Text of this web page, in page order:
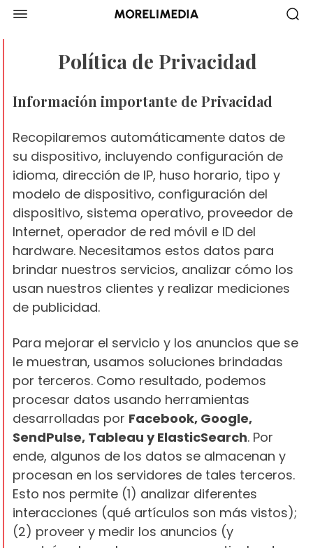
Política de Privacidad
Información importante de Privacidad
Recopilaremos automáticamente datos de
su dispositivo, incluyendo configuración de
idioma, dirección de IP, huso horario, tipo y
modelo de dispositivo, configuración del
dispositivo, sistema operativo, proveedor de
Internet, operador de red móvil e ID del
hardware. Necesitamos estos datos para
brindar nuestros servicios, analizar cómo los
usan nuestros clientes y realizar mediciones
de publicidad.
Para mejorar el servicio y los anuncios que se
le muestran, usamos soluciones brindadas
por terceros. Como resultado, podemos
procesar datos usando herramientas
desarrolladas por Facebook, Google,
SendPulse, Tableau y ElasticSearch. Por
ende, algunos de los datos se almacenan y
procesan en los servidores de tales terceros.
Esto nos permite (1) analizar diferentes
interacciones (qué artículos son más vistos);
(2) proveer y medir los anuncios (y